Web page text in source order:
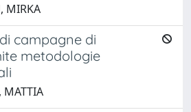
MIRKA
campagne di
metodologie
MATTIA